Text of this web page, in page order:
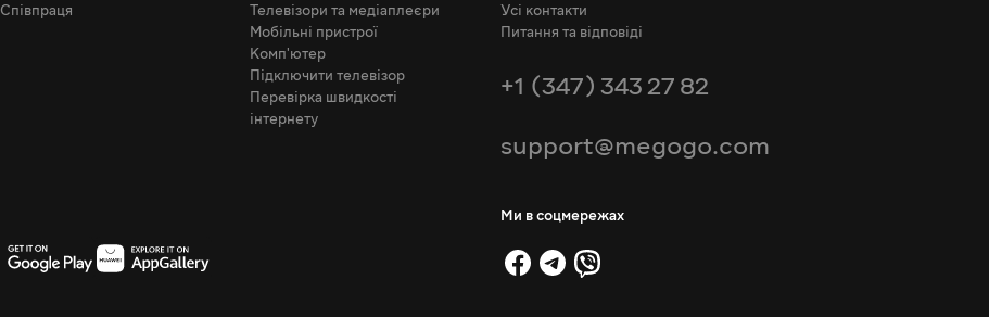
Співпраця
Телевізори та медіаплеєри
Мобільні пристрої
Комп'ютер
Підключити телевізор
Перевірка швидкості
інтернету
Усі контакти
Питання та відповіді
+1 (347) 343 27 82
support@megogo.com
Ми в соцмережах